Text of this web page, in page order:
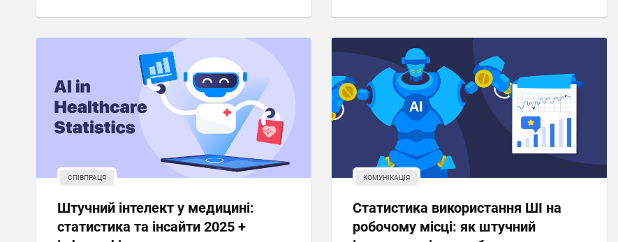
СПІВПРАЦЯ
Штучний інтелект у медицині:
статистика та інсайти 2025 +
КОМУНІКАЦІЯ
Статистика використання ШІ на
робочому місці: як штучний